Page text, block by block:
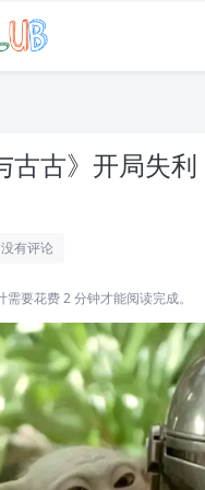
古古》开局失
没有评论
要花费 2 分钟才能阅读完成。